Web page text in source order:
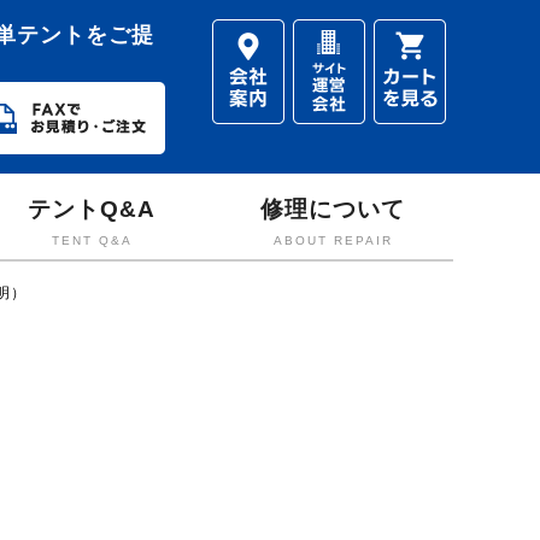
テントをご提
テントQ&A
TENT Q&A
修理について
ABOUT REPAIR
）